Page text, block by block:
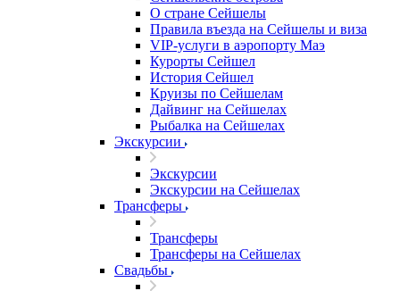
О стране Сейшелы
Правила въезда на Сейшелы и виза
VIP-услуги в аэропорту Маэ
Курорты Сейшел
История Сейшел
Круизы по Сейшелам
Дайвинг на Сейшелах
Рыбалка на Сейшелах
Экскурсии
Экскурсии
Экскурсии на Сейшелах
Трансферы
Трансферы
Трансферы на Сейшелах
Свадьбы